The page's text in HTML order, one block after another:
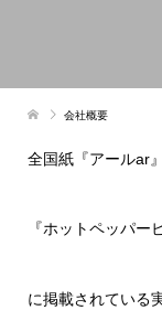
会社概要
全国紙『アールar
『ホットペッパー
に掲載されている